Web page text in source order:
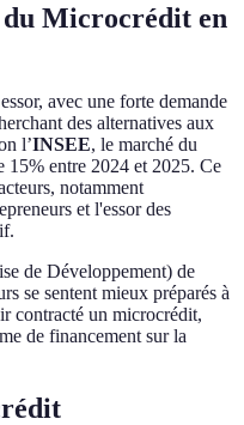
du Microcrédit en
avec une forte demande
des alternatives aux
l’INSEE, le marché du
15% entre 2024 et 2025. Ce
notamment
et l'essor des
de Développement) de
se sentent mieux préparés à
contracté un microcrédit,
de financement sur la